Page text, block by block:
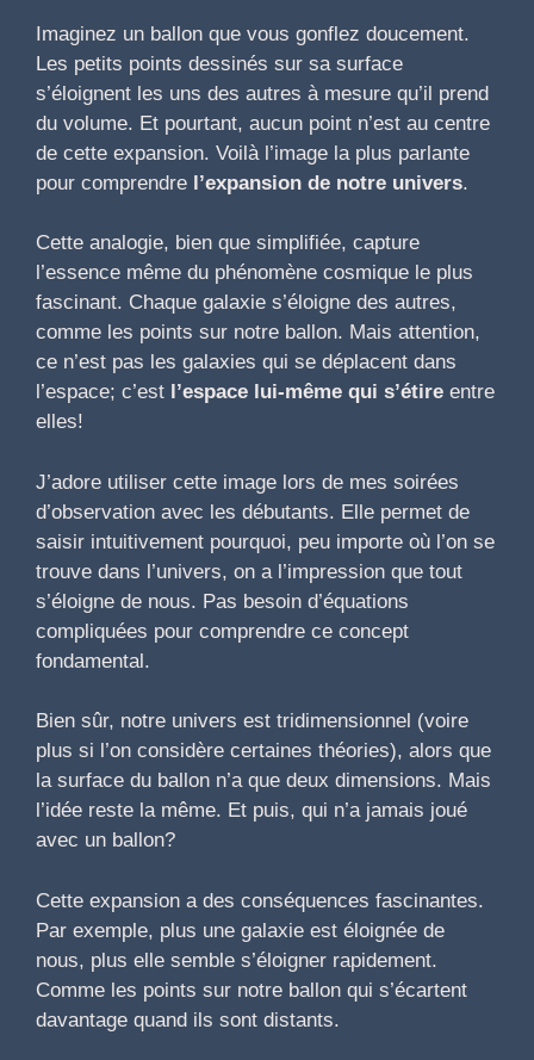
Imaginez un ballon que vous gonflez doucement.
Les petits points dessinés sur sa surface
s’éloignent les uns des autres à mesure qu’il prend
du volume. Et pourtant, aucun point n’est au centre
de cette expansion. Voilà l’image la plus parlante
pour comprendre l’expansion de notre univers.
Cette analogie, bien que simplifiée, capture
l’essence même du phénomène cosmique le plus
fascinant. Chaque galaxie s’éloigne des autres,
comme les points sur notre ballon. Mais attention,
ce n’est pas les galaxies qui se déplacent dans
l’espace; c’est l’espace lui-même qui s’étire entre
elles!
J’adore utiliser cette image lors de mes soirées
d’observation avec les débutants. Elle permet de
saisir intuitivement pourquoi, peu importe où l’on se
trouve dans l’univers, on a l’impression que tout
s’éloigne de nous. Pas besoin d’équations
compliquées pour comprendre ce concept
fondamental.
Bien sûr, notre univers est tridimensionnel (voire
plus si l’on considère certaines théories), alors que
la surface du ballon n’a que deux dimensions. Mais
l’idée reste la même. Et puis, qui n’a jamais joué
avec un ballon?
Cette expansion a des conséquences fascinantes.
Par exemple, plus une galaxie est éloignée de
nous, plus elle semble s’éloigner rapidement.
Comme les points sur notre ballon qui s’écartent
davantage quand ils sont distants.